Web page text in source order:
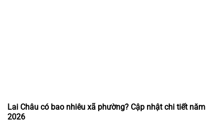
Lai Châu có bao nhiêu xã phường? Cập nhật chi tiết năm
2026